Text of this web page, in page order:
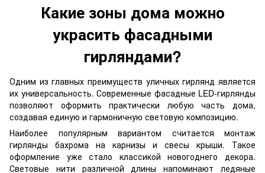
Какие зоны дома можно
украсить фасадными
гирляндами?
Одним из главных преимуществ уличных гирлянд является
их универсальность. Современные фасадные LED-гирлянды
позволяют оформить практически любую часть дома,
создавая единую и гармоничную световую композицию.
Наиболее популярным вариантом считается монтаж
гирлянды бахрома на карнизы и свесы крыши. Такое
оформление уже стало классикой новогоднего декора.
Световые нити различной длины напоминают ледяные